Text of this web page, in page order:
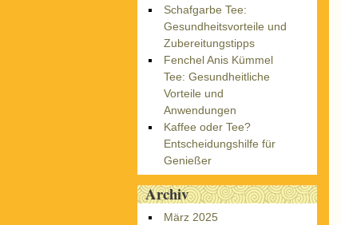
Schafgarbe Tee:
Gesundheitsvorteile und
Zubereitungstipps
Fenchel Anis Kümmel
Tee: Gesundheitliche
Vorteile und
Anwendungen
Kaffee oder Tee?
Entscheidungshilfe für
Genießer
Archiv
März 2025